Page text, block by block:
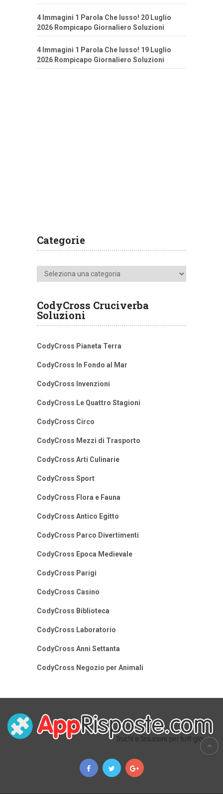
4 Immagini 1 Parola Che lusso! 20 Luglio
2026 Rompicapo Giornaliero Soluzioni
4 Immagini 1 Parola Che lusso! 19 Luglio
2026 Rompicapo Giornaliero Soluzioni
Categorie
Categorie
CodyCross Cruciverba
Soluzioni
CodyCross Pianeta Terra
CodyCross In Fondo al Mar
CodyCross Invenzioni
CodyCross Le Quattro Stagioni
CodyCross Circo
CodyCross Mezzi di Trasporto
CodyCross Arti Culinarie
CodyCross Sport
CodyCross Flora e Fauna
CodyCross Antico Egitto
CodyCross Parco Divertimenti
CodyCross Epoca Medievale
CodyCross Parigi
CodyCross Casino
CodyCross Biblioteca
CodyCross Laboratorio
CodyCross Anni Settanta
CodyCross Negozio per Animali